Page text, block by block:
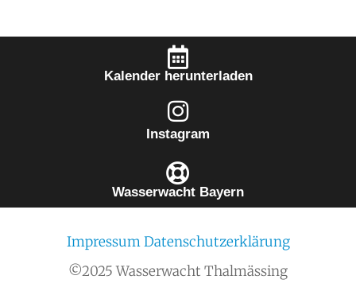
Kalender herunterladen
Instagram
Wasserwacht Bayern
ImpressumDatenschutzerklärung
©2025 Wasserwacht Thalmässing